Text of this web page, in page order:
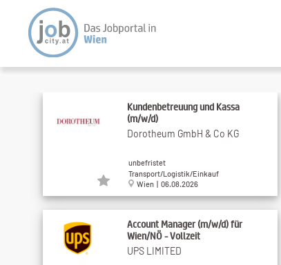
Kundenbetreuung und Kassa
(m/w/d)
Dorotheum GmbH & Co KG
unbefristet
Transport/Logistik/Einkauf
Wien | 06.08.2026
Account Manager (m/w/d) für
Wien/NÖ - Vollzeit
UPS LIMITED